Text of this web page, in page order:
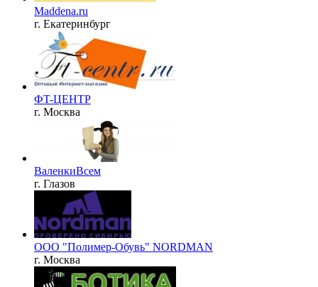
Maddena.ru
г. Екатеринбург
ФT-ЦЕНТР
г. Москва
ВаленкиВсем
г. Глазов
ООО "Полимер-Обувь" NORDMAN
г. Москва